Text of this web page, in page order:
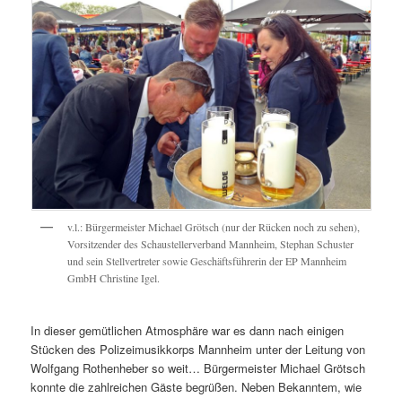
v.l.: Bürgermeister Michael Grötsch (nur der Rücken noch zu sehen),
Vorsitzender des Schaustellerverband Mannheim, Stephan Schuster
und sein Stellvertreter sowie Geschäftsführerin der EP Mannheim
GmbH Christine Igel.
In dieser gemütlichen Atmosphäre war es dann nach einigen
Stücken des Polizeimusikkorps Mannheim unter der Leitung von
Wolfgang Rothenheber so weit… Bürgermeister Michael Grötsch
konnte die zahlreichen Gäste begrüßen. Neben Bekanntem, wie